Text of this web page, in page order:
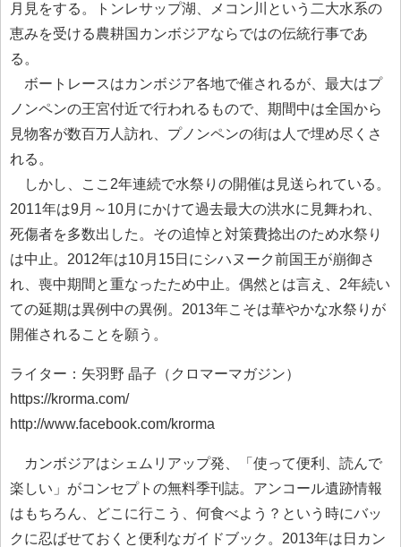
月見をする。トンレサップ湖、メコン川という二大水系の
恵みを受ける農耕国カンボジアならではの伝統行事であ
る。
ボートレースはカンボジア各地で催されるが、最大はプ
ノンペンの王宮付近で行われるもので、期間中は全国から
見物客が数百万人訪れ、プノンペンの街は人で埋め尽くさ
れる。
しかし、ここ2年連続で水祭りの開催は見送られている。
2011年は9月～10月にかけて過去最大の洪水に見舞われ、
死傷者を多数出した。その追悼と対策費捻出のため水祭り
は中止。2012年は10月15日にシハヌーク前国王が崩御さ
れ、喪中期間と重なったため中止。偶然とは言え、2年続い
ての延期は異例中の異例。2013年こそは華やかな水祭りが
開催されることを願う。
ライター：矢羽野 晶子（クロマーマガジン）
https://krorma.com/
http://www.facebook.com/krorma
カンボジアはシェムリアップ発、「使って便利、読んで
楽しい」がコンセプトの無料季刊誌。アンコール遺跡情報
はもちろん、どこに行こう、何食べよう？という時にバッ
クに忍ばせておくと便利なガイドブック。2013年は日カン